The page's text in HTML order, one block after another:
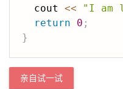
  cout
<< "I am
return
0 ;
}
亲自试一试